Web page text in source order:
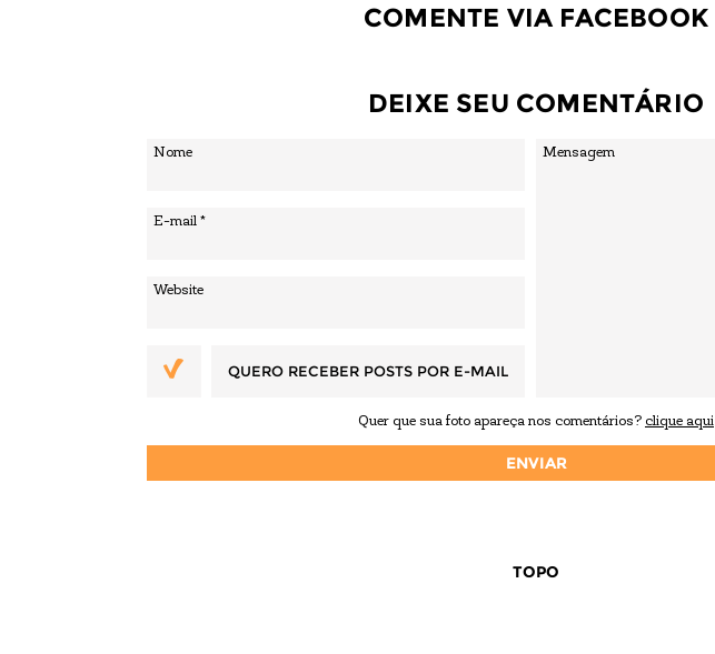
COMENTE VIA FACEBOOK
DEIXE SEU COMENTÁRIO
QUERO RECEBER POSTS POR E-MAIL
Quer que sua foto apareça nos comentários? clique aqui
TOPO